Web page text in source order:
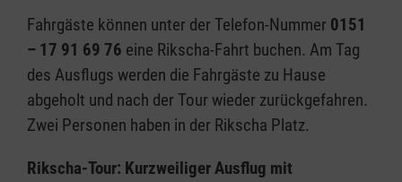
Fahrgäste können unter der Telefon-Nummer 0151
– 17 91 69 76 eine Rikscha-Fahrt buchen. Am Tag
des Ausflugs werden die Fahrgäste zu Hause
abgeholt und nach der Tour wieder zurückgefahren.
Zwei Personen haben in der Rikscha Platz.
Rikscha-Tour: Kurzweiliger Ausflug mit